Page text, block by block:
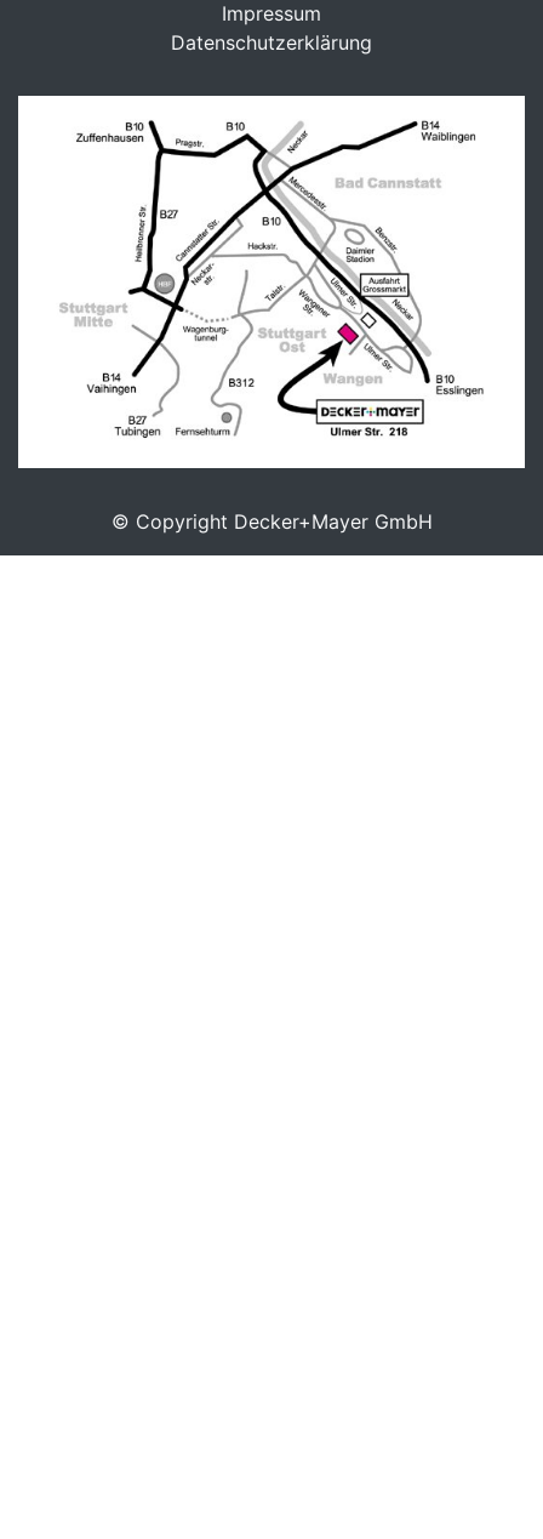
Impressum
Datenschutzerklärung
© Copyright Decker+Mayer GmbH